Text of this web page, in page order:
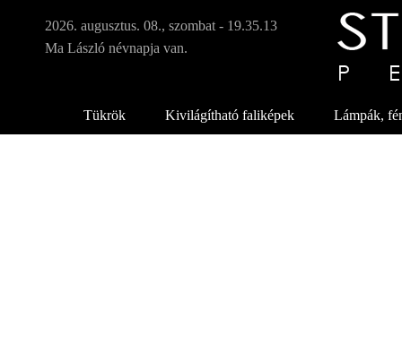
2026. augusztus. 08., szombat - 19.35.14
Ma László névnapja van.
Tükrök Kivilágítható faliképek Lámpák,